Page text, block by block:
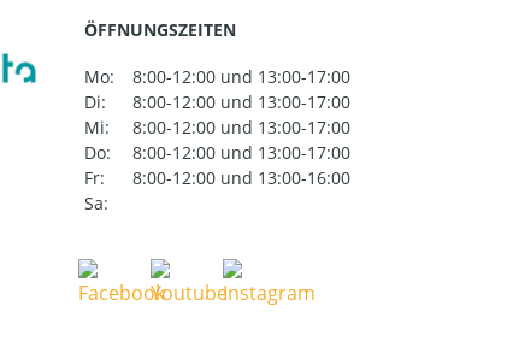
ÖFFNUNGSZEITEN
Mo:
8:00-12:00 und 13:00-17:00
Di:
8:00-12:00 und 13:00-17:00
Mi:
8:00-12:00 und 13:00-17:00
Do:
8:00-12:00 und 13:00-17:00
Fr:
8:00-12:00 und 13:00-16:00
Sa: